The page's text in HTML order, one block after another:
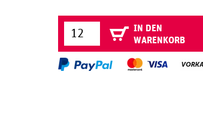
IN DEN
WARENKORB